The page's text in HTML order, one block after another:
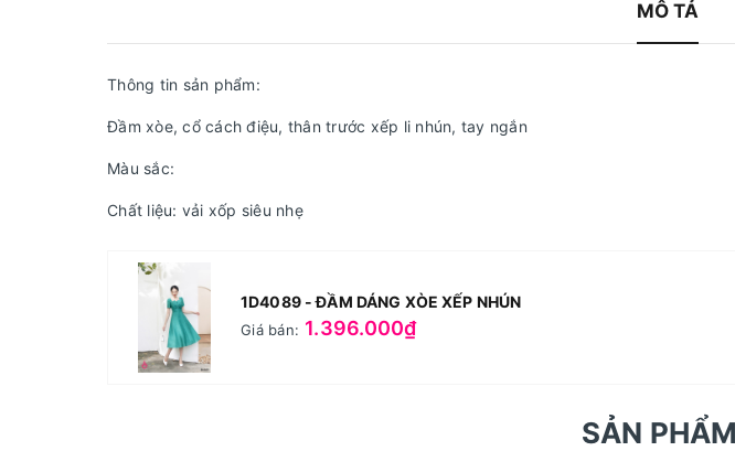
MÔ TẢ
Thông tin sản phẩm:
Đầm xòe, cổ cách điệu, thân trước xếp li nhún, tay ngắn
Màu sắc:
Chất liệu: vải xốp siêu nhẹ
1D4089 - ĐẦM DÁNG XÒE XẾP NHÚN
Giá bán: 1.396.000₫
SẢN